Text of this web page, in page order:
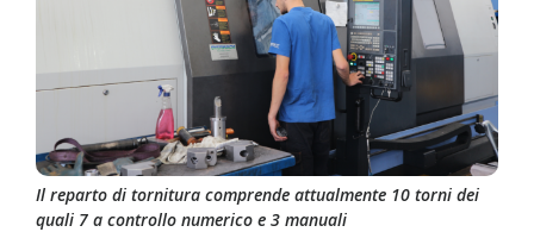
Il reparto di tornitura comprende attualmente 10 torni dei
quali 7 a controllo numerico e 3 manuali